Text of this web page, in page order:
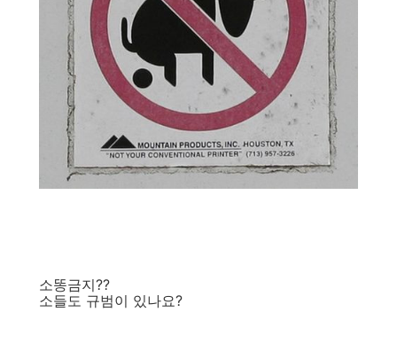
소똥금지??
소들도 규범이 있나요?